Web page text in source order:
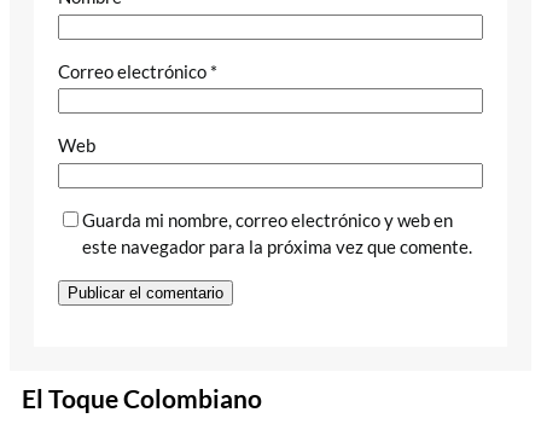
Correo electrónico *
Web
Guarda mi nombre, correo electrónico y web en
este navegador para la próxima vez que comente.
El Toque Colombiano